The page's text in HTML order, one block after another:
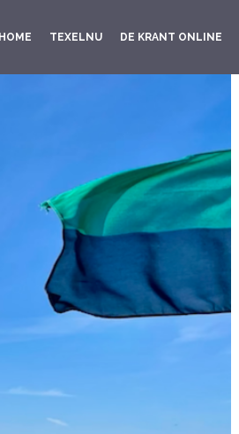
HOME TEXELNU DE KRANT ONLINE